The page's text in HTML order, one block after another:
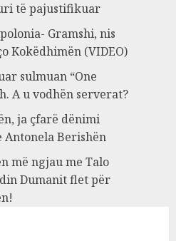
të pajustifikuar
Gramshi, nis
Kokëdhimën (VIDEO)
sulmuan “One
A u vodhën serverat?
ja çfarë dënimi
Berishën
më ngjau me Talo
Dumanit flet për